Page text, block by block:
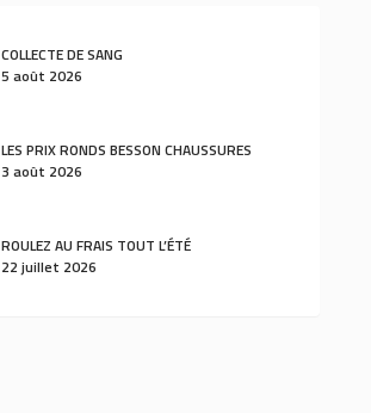
COLLECTE DE SANG
5 août 2026
LES PRIX RONDS BESSON CHAUSSURES
3 août 2026
ROULEZ AU FRAIS TOUT L’ÉTÉ
22 juillet 2026